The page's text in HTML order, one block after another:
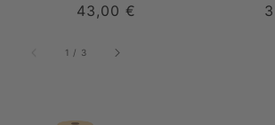
Precio
43,00 €
1 / de
3